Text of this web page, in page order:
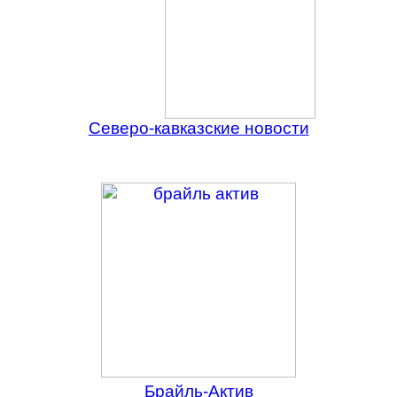
Северо-кавказские новости
Брайль-Актив